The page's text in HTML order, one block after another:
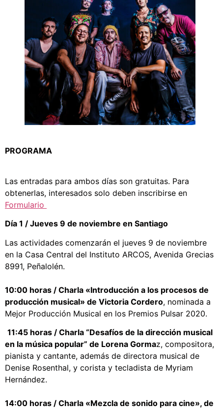
PROGRAMA
Las entradas para ambos días son gratuitas. Para
obtenerlas, interesados solo deben inscribirse en
Formulario
Día 1 / Jueves 9 de noviembre en Santiago
Las actividades comenzarán el jueves 9 de noviembre
en la Casa Central del Instituto ARCOS, Avenida Grecias
8991, Peñalolén.
10:00 horas / Charla «Introducción a los procesos de
producción musical» de Victoria Cordero, nominada a
Mejor Producción Musical en los Premios Pulsar 2020.
11:45 horas / Charla “Desafíos de la dirección musical
en la música popular” de Lorena Gormaz, compositora,
pianista y cantante, además de directora musical de
Denise Rosenthal, y corista y tecladista de Myriam
Hernández.
14:00 horas / Charla «Mezcla de sonido para cine», de